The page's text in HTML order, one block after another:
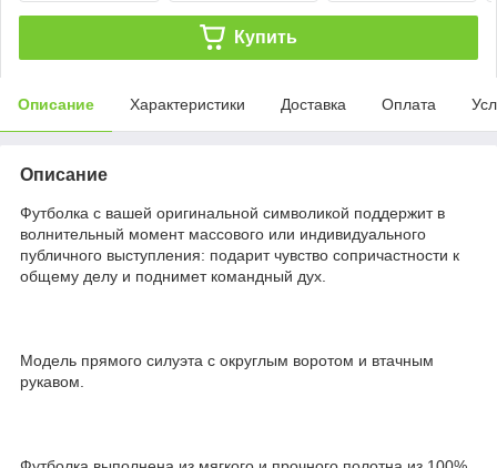
Купить
Описание Характеристики Доставка Оплата
Описание
Футболка с вашей оригинальной символикой поддержит в
волнительный момент массового или индивидуального
публичного выступления: подарит чувство сопричастности к
общему делу и поднимет командный дух.
Модель прямого силуэта с округлым воротом и втачным
рукавом.